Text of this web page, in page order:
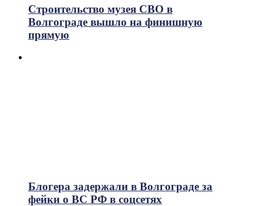
Строительство музея СВО в
Волгограде вышло на финишную
прямую
Блогера задержали в Волгограде за
фейки о ВС РФ в соцсетях